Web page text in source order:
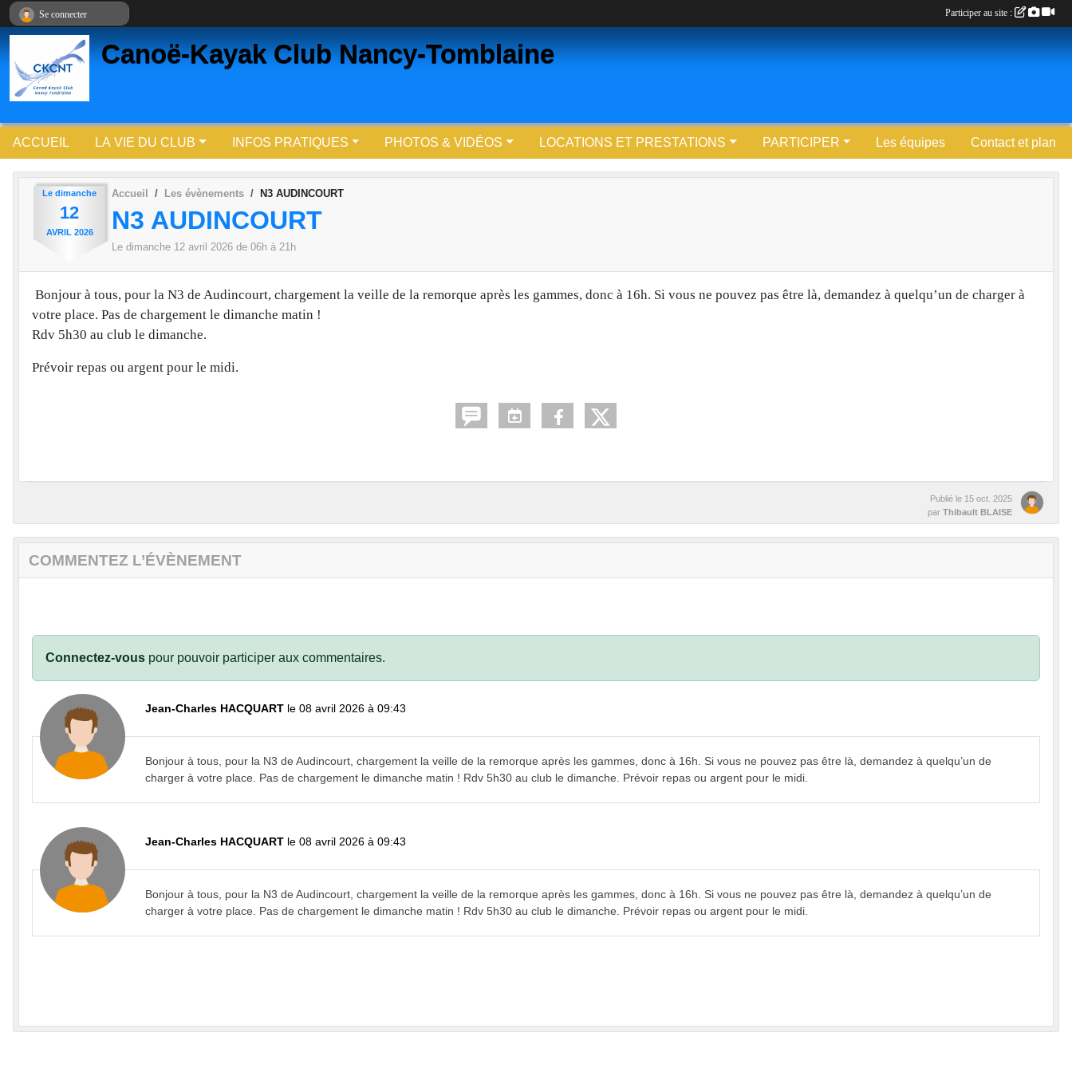
Canoë-Kayak Club Nancy-Tomblaine
ACCUEIL LA VIE DU CLUB INFOS PRATIQUES PHOTOS & VIDÉOS LOCATIONS ET PRESTATIONS PARTICIPER Les équipes Contact et plan
Le dimanche
12
AVRIL 2026
Accueil Les évènements N3 AUDINCOURT
N3 AUDINCOURT
Le dimanche 12 avril 2026 de 06h à 21h
Bonjour à tous, pour la N3 de Audincourt, chargement la veille de la remorque après les gammes, donc à 16h. Si vous ne pouvez pas être là, demandez à quelqu’un de charger à
votre place. Pas de chargement le dimanche matin !
Rdv 5h30 au club le dimanche.
Prévoir repas ou argent pour le midi.
Publié le 15 oct. 2025
par Thibault BLAISE
COMMENTEZ L’ÉVÈNEMENT
Connectez-vous pour pouvoir participer aux commentaires.
Jean-Charles HACQUART le 08 avril 2026 à 09:43
Bonjour à tous, pour la N3 de Audincourt, chargement la veille de la remorque après les gammes, donc à 16h. Si vous ne pouvez pas être là, demandez à quelqu’un de
charger à votre place. Pas de chargement le dimanche matin ! Rdv 5h30 au club le dimanche. Prévoir repas ou argent pour le midi.
Jean-Charles HACQUART le 08 avril 2026 à 09:43
Bonjour à tous, pour la N3 de Audincourt, chargement la veille de la remorque après les gammes, donc à 16h. Si vous ne pouvez pas être là, demandez à quelqu’un de
charger à votre place. Pas de chargement le dimanche matin ! Rdv 5h30 au club le dimanche. Prévoir repas ou argent pour le midi.
Se connecter Participer au site :
Panneau de gestion des cookies